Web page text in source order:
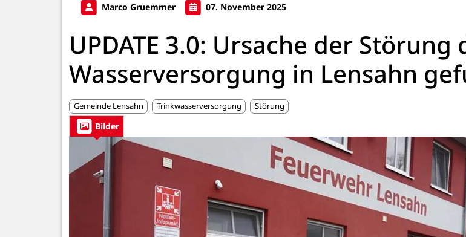
Marco Gruemmer 07. November 2025
UPDATE 3.0: Ursache der Störung
Wasserversorgung in Lensahn
Gemeinde Lensahn Trinkwasserversorgung Störung
Bilder